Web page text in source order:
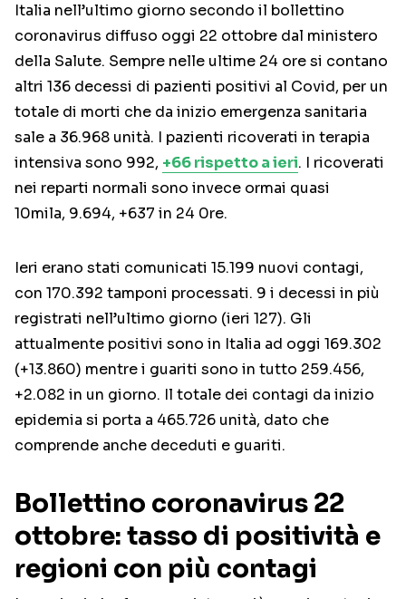
Italia nell’ultimo giorno secondo il bollettino
coronavirus diffuso oggi 22 ottobre dal ministero
della Salute. Sempre nelle ultime 24 ore si contano
altri 136 decessi di pazienti positivi al Covid, per un
totale di morti che da inizio emergenza sanitaria
sale a 36.968 unità. I pazienti ricoverati in terapia
intensiva sono 992, +66 rispetto a ieri. I ricoverati
nei reparti normali sono invece ormai quasi
10mila, 9.694, +637 in 24 0re.
Ieri erano stati comunicati 15.199 nuovi contagi,
con 170.392 tamponi processati. 9 i decessi in più
registrati nell’ultimo giorno (ieri 127). Gli
attualmente positivi sono in Italia ad oggi 169.302
(+13.860) mentre i guariti sono in tutto 259.456,
+2.082 in un giorno. Il totale dei contagi da inizio
epidemia si porta a 465.726 unità, dato che
comprende anche deceduti e guariti.
Bollettino coronavirus 22
ottobre: tasso di positività e
regioni con più contagi